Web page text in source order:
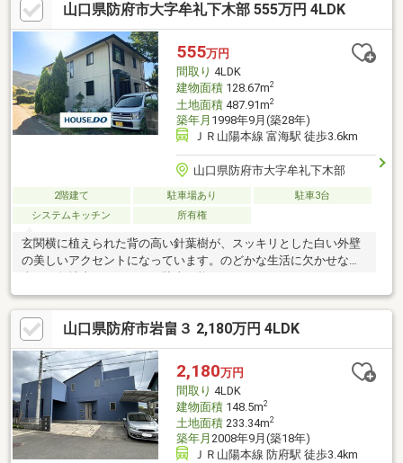
山口県防府市大字牟礼下木部 555万円 4LDK
555万円
間取り 4LDK
建物面積128.67m2
土地面積487.91m2
築年月 1998年9月(築28年)
ＪＲ山陽本線 富海駅 徒歩3.6km
山口県防府市大字牟礼下木部
2階建て 駐車場あり
駐車3台
システムキッチン
所有権
玄関横に植えられた背の高い針葉樹が、スッキリとした白い外壁
の美しいアクセントになっています。のどかな生活に欠かせない
山口県防府市岩畠３ 2,180万円 4LDK
2,180万円
間取り 4LDK
建物面積148.5m2
土地面積233.34m2
築年月 2008年9月(築18年)
ＪＲ山陽本線 防府駅 徒歩3.4km